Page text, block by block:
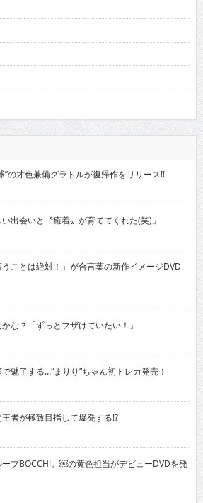
の才色兼備グラドルが復帰作をリリース!!
出会いと〝癒着〟が育ててくれた(笑)」
ことは絶対！」が合言葉の新作イメージDVD
な？「ずっとフザけていたい！」
魅了する…“まりり”ちゃん初トレカ発売！
者が極致目指して爆発する!?
プBOCCHI。￼の黄色担当がデビューDVDを発